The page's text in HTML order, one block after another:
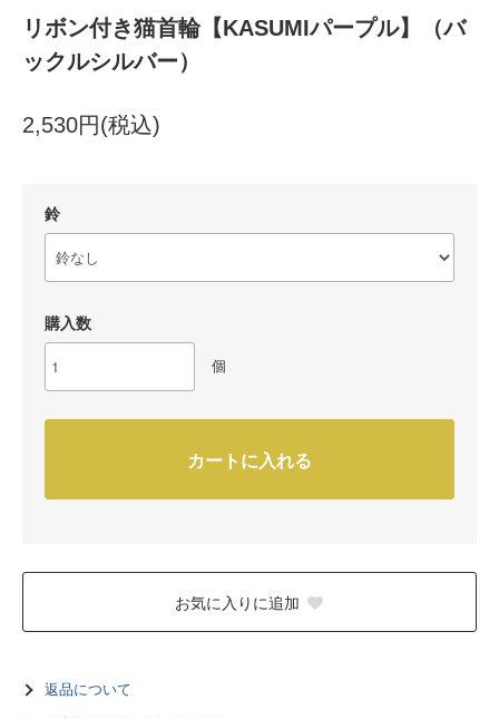
リボン付き猫首輪【KASUMIパープル】（バ
ックルシルバー）
2,530円(税込)
鈴
購入数
個
カートに入れる
お気に入りに追加
返品について